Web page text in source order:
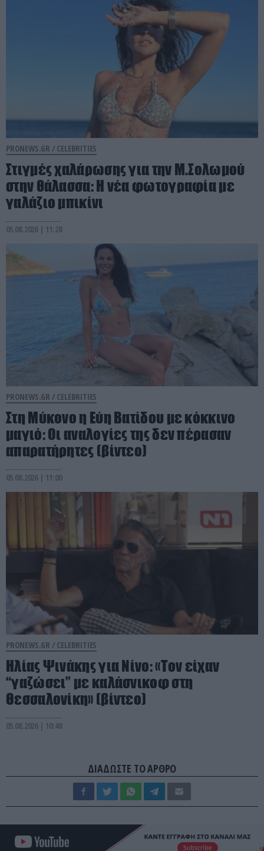
PRONEWS.GR / CELEBRITIES
Στιγμές χαλάρωσης για την Μ.Σολωμού
στην θάλασσα: Η νέα φωτογραφία με
γαλάζιο μπικίνι
05.08.2026 | 11:28
PRONEWS.GR / CELEBRITIES
Στη Μύκονο η Εύη Βατίδου με κόκκινο
μαγιό: Οι αναλογίες της δεν πέρασαν
απαρατήρητες (βίντεο)
05.08.2026 | 11:00
PRONEWS.GR / CELEBRITIES
Ηλίας Ψινάκης για Νίνο: «Τον είχαν
“γαζώσει” με καλάσνικοφ στη
Θεσσαλονίκη» (βίντεο)
05.08.2026 | 10:48
ΔΙΑΔΩΣΤΕ ΤΟ ΑΡΘΡΟ